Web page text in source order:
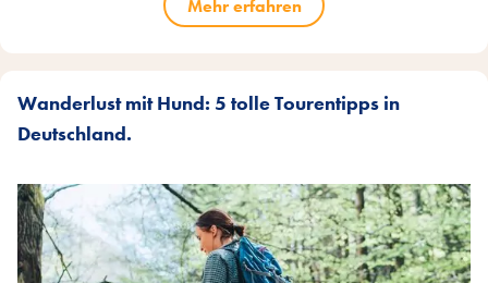
Mehr erfahren
Wanderlust mit Hund: 5 tolle Tourentipps in
Deutschland.